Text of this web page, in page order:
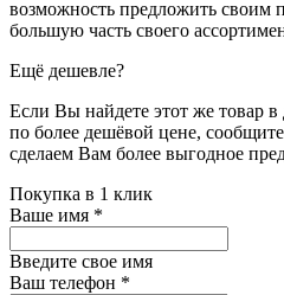
возможность предложить своим
большую часть своего
Ещё дешевле?
Если Вы найдете этот же товар в
по более дешёвой цене,
сделаем Вам более выгодное
Покупка в 1 клик
Ваше имя *
Введите свое имя
Ваш телефон *